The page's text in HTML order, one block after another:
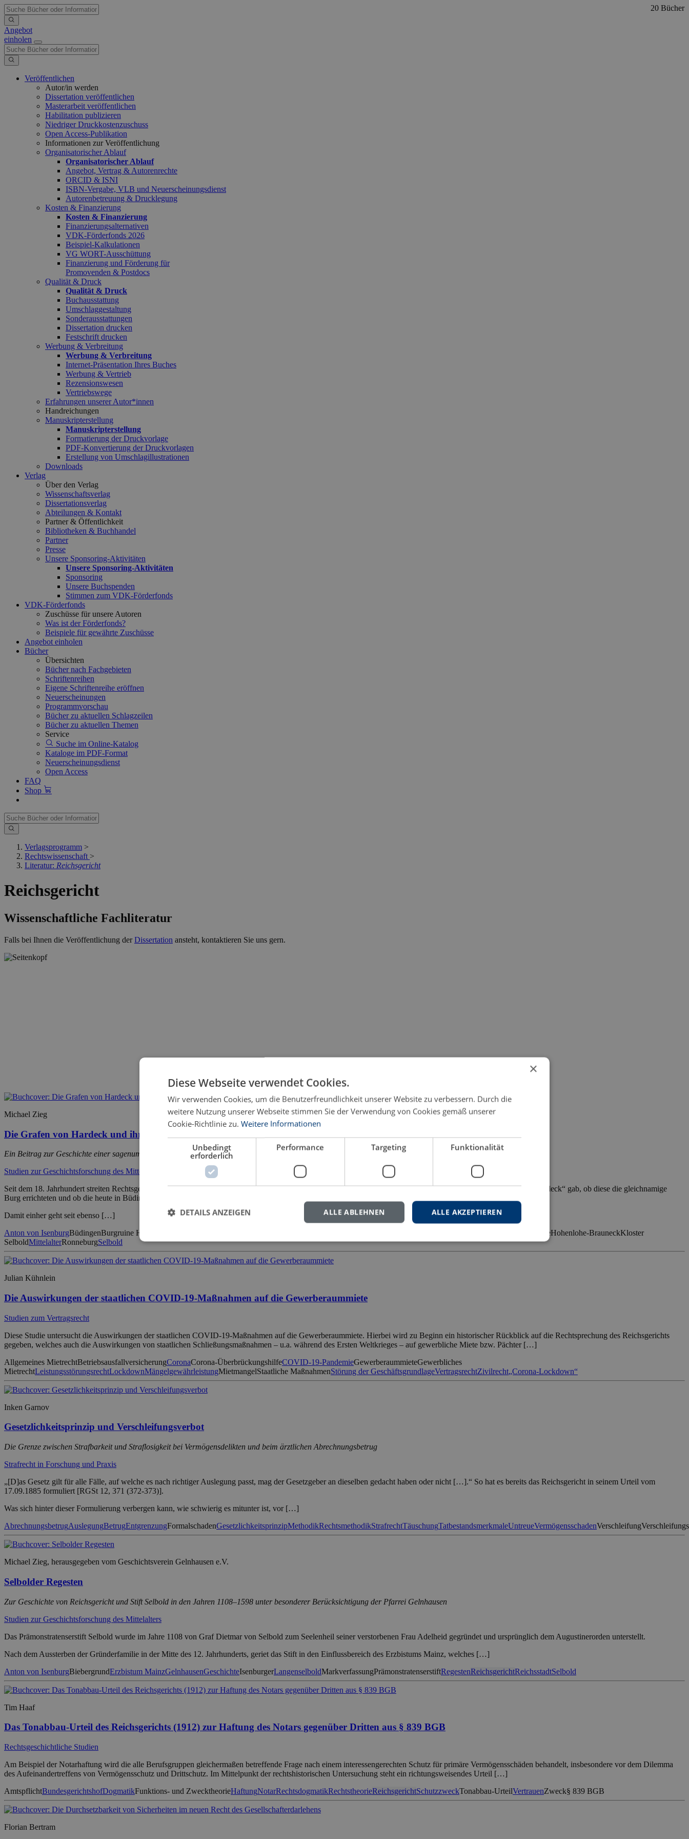
Angebot
einholen
Veröffentlichen
Autor/in werden
Dissertation veröffentlichen
Masterarbeit veröffentlichen
Habilitation publizieren
Niedriger Druckkostenzuschuss
Open Access-Publikation
Informationen zur Veröffentlichung
Organisatorischer Ablauf
Organisatorischer Ablauf
Angebot, Vertrag & Autorenrechte
ORCID & ISNI
ISBN-Vergabe, VLB und Neuerscheinungsdienst
Autorenbetreuung & Drucklegung
Kosten & Finanzierung
Kosten & Finanzierung
Finanzierungsalternativen
VDK-Förderfonds 2026
Beispiel-Kalkulationen
VG WORT-Ausschüttung
Finanzierung und Förderung für
Promovenden & Postdocs
Qualität & Druck
Qualität & Druck
Buchausstattung
Umschlaggestaltung
Sonderausstattungen
Dissertation drucken
Festschrift drucken
Werbung & Verbreitung
Werbung & Verbreitung
Internet-Präsentation Ihres Buches
Werbung & Vertrieb
Rezensionswesen
Vertriebswege
Erfahrungen unserer Autor*innen
Handreichungen
Manuskripterstellung
Manuskripterstellung
Formatierung der Druckvorlage
PDF-Konvertierung der Druckvorlagen
Erstellung von Umschlagillustrationen
Downloads
Verlag
Über den Verlag
Wissenschaftsverlag
Dissertationsverlag
Abteilungen & Kontakt
Partner & Öffentlichkeit
Bibliotheken & Buchhandel
Partner
Presse
Unsere Sponsoring-Aktivitäten
Unsere Sponsoring-Aktivitäten
Sponsoring
Unsere Buchspenden
Stimmen zum VDK-Förderfonds
VDK-Förderfonds
Zuschüsse für unsere Autoren
Was ist der Förderfonds?
Beispiele für gewährte Zuschüsse
Angebot einholen
Bücher
Übersichten
Bücher nach Fachgebieten
Schriftenreihen
Eigene Schriftenreihe eröffnen
Neuerscheinungen
Programmvorschau
Bücher zu aktuellen Schlagzeilen
Bücher zu aktuellen Themen
Service
Suche im Online-Katalog
Kataloge im PDF-Format
Neuerscheinungsdienst
Open Access
FAQ
Shop
Verlagsprogramm >
Rechtswissenschaft >
Literatur: Reichsgericht
20 Bücher
Reichsgericht
Wissenschaftliche Fachliteratur
Falls bei Ihnen die Veröffentlichung derDissertation ansteht, kontaktieren Sie uns gern.
Michael Zieg
Die Grafen von Hardeck und ihre Burg – Dichtung und Wahrheit
Ein Beitrag zur Geschichte einer sagenumwitterten Burgruine und ihrer Besitzer Herausgegeben vom Verein zur Erhaltung der Burgruine Hardeck e.V.
Studien zur Geschichtsforschung des Mittelalters
Seit dem 18. Jahrhundert streiten Rechtsgelehrte, Wissenschaftler und Laienforscher über die Frage, ob es im Raum Büdingen vor mehr als 900 Jahren „Grafen von Hardeck“ gab, ob diese die gleichnamige
Burg errichteten und ob die heute in Büdingen ansässige Adelsfamilie von Ysenburg deren Nachfahre ist.
Damit einher geht seit ebenso […]
Anton von IsenburgBüdingenBurgruine Hardeck Hardecker LöweHohenlohe-BrauneckKloster
SelboldMittelalterRonneburgSelbold
Julian Kühnlein
Die Auswirkungen der staatlichen COVID-19-Maßnahmen auf die Gewerberaummiete
Studien zum Vertragsrecht
Diese Studie untersucht die Auswirkungen der staatlichen COVID-19-Maßnahmen auf die Gewerberaummiete. Hierbei wird zu Beginn ein historischer Rückblick auf die Rechtsprechung des Reichsgerichts
gegeben, welches auch die Auswirkungen von staatlichen Schließungsmaßnahmen – u.a. während des Ersten Weltkrieges – auf gewerbliche Miete bzw. Pächter […]
Allgemeines MietrechtBetriebsausfallversicherungCoronaCorona-ÜberbrückungshilfeCOVID-19-PandemieGewerberaummieteGewerbliches
MietrechtLeistungsstörungsrechtLockdownMängelgewährleistungMietmangelStaatliche MaßnahmenStörung der GeschäftsgrundlageVertragsrechtZivilrecht„Corona-Lockdown“
Inken Garnov
Gesetzlichkeitsprinzip und Verschleifungsverbot
Die Grenze zwischen Strafbarkeit und Straflosigkeit bei Vermögensdelikten und beim ärztlichen Abrechnungsbetrug
Strafrecht in Forschung und Praxis
„[D]as Gesetz gilt für alle Fälle, auf welche es nach richtiger Auslegung passt, mag der Gesetzgeber an dieselben gedacht haben oder nicht […].“ So hat es bereits das Reichsgericht in seinem Urteil vom
17.09.1885 formuliert [RGSt 12, 371 (372-373)].
Was sich hinter dieser Formulierung verbergen kann, wie schwierig es mitunter ist, vor […]
AbrechnungsbetrugAuslegungBetrugEntgrenzungFormalschadenGesetzlichkeitsprinzipMethodikRechtsmethodikStrafrechtTäuschungTatbestandsmerkmaleUntreueVermögensschadenVerschleifung
Michael Zieg, herausgegeben vom Geschichtsverein Gelnhausen e.V.
Selbolder Regesten
Zur Geschichte von Reichsgericht und Stift Selbold in den Jahren 1108–1598 unter besonderer Berücksichtigung der Pfarrei Gelnhausen
Studien zur Geschichtsforschung des Mittelalters
Das Prämonstratenserstift Selbold wurde im Jahre 1108 von Graf Dietmar von Selbold zum Seelenheil seiner verstorbenen Frau Adelheid gegründet und ursprünglich dem Augustinerorden unterstellt.
Nach dem Aussterben der Gründerfamilie in der Mitte des 12. Jahrhunderts, geriet das Stift in den Einflussbereich des Erzbistums Mainz, welches […]
Anton von IsenburgBiebergrundErzbistum MainzGelnhausenGeschichteIsenburgerLangenselboldMarkverfassungPrämonstratenserstiftRegestenReichsgerichtReichsstadtSelbold
Tim Haaf
Das Tonabbau-Urteil des Reichsgerichts (1912) zur Haftung des Notars gegenüber Dritten aus § 839 BGB
Rechtsgeschichtliche Studien
Am Beispiel der Notarhaftung wird die alle Berufsgruppen gleichermaßen betreffende Frage nach einem interessengerechten Schutz für primäre Vermögensschäden behandelt, insbesondere vor dem Dilemma
des Aufeinandertreffens von Vermögensschutz und Drittschutz. Im Mittelpunkt der rechtshistorischen Untersuchung steht ein richtungsweisendes Urteil […]
AmtspflichtBundesgerichtshofDogmatikFunktions- und ZwecktheorieHaftungNotarRechtsdogmatikRechtstheorieReichsgerichtSchutzzweckTonabbau-UrteilVertrauenZweck§ 839 BGB
Florian Bertram
×
Diese Webseite verwendet Cookies.
Wir verwenden Cookies, um die Benutzerfreundlichkeit unserer Website zu verbessern. Durch die
weitere Nutzung unserer Webseite stimmen Sie der Verwendung von Cookies gemäß unserer
Cookie-Richtlinie zu. Weitere Informationen
Unbedingt
erforderlich
Performance Targeting Funktionalität
ALLE AKZEPTIEREN
ALLE ABLEHNEN
DETAILS ANZEIGEN